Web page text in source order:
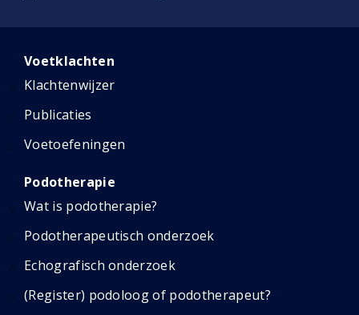
Voetklachten
Klachtenwijzer
Publicaties
Voetoefeningen
Podotherapie
Wat is podotherapie?
Podotherapeutisch onderzoek
Echografisch onderzoek
(Register) podoloog of podotherapeut?